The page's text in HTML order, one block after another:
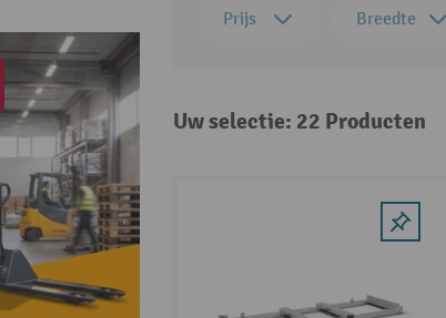
Prijs Breedte
Uw selectie: 22 Producten